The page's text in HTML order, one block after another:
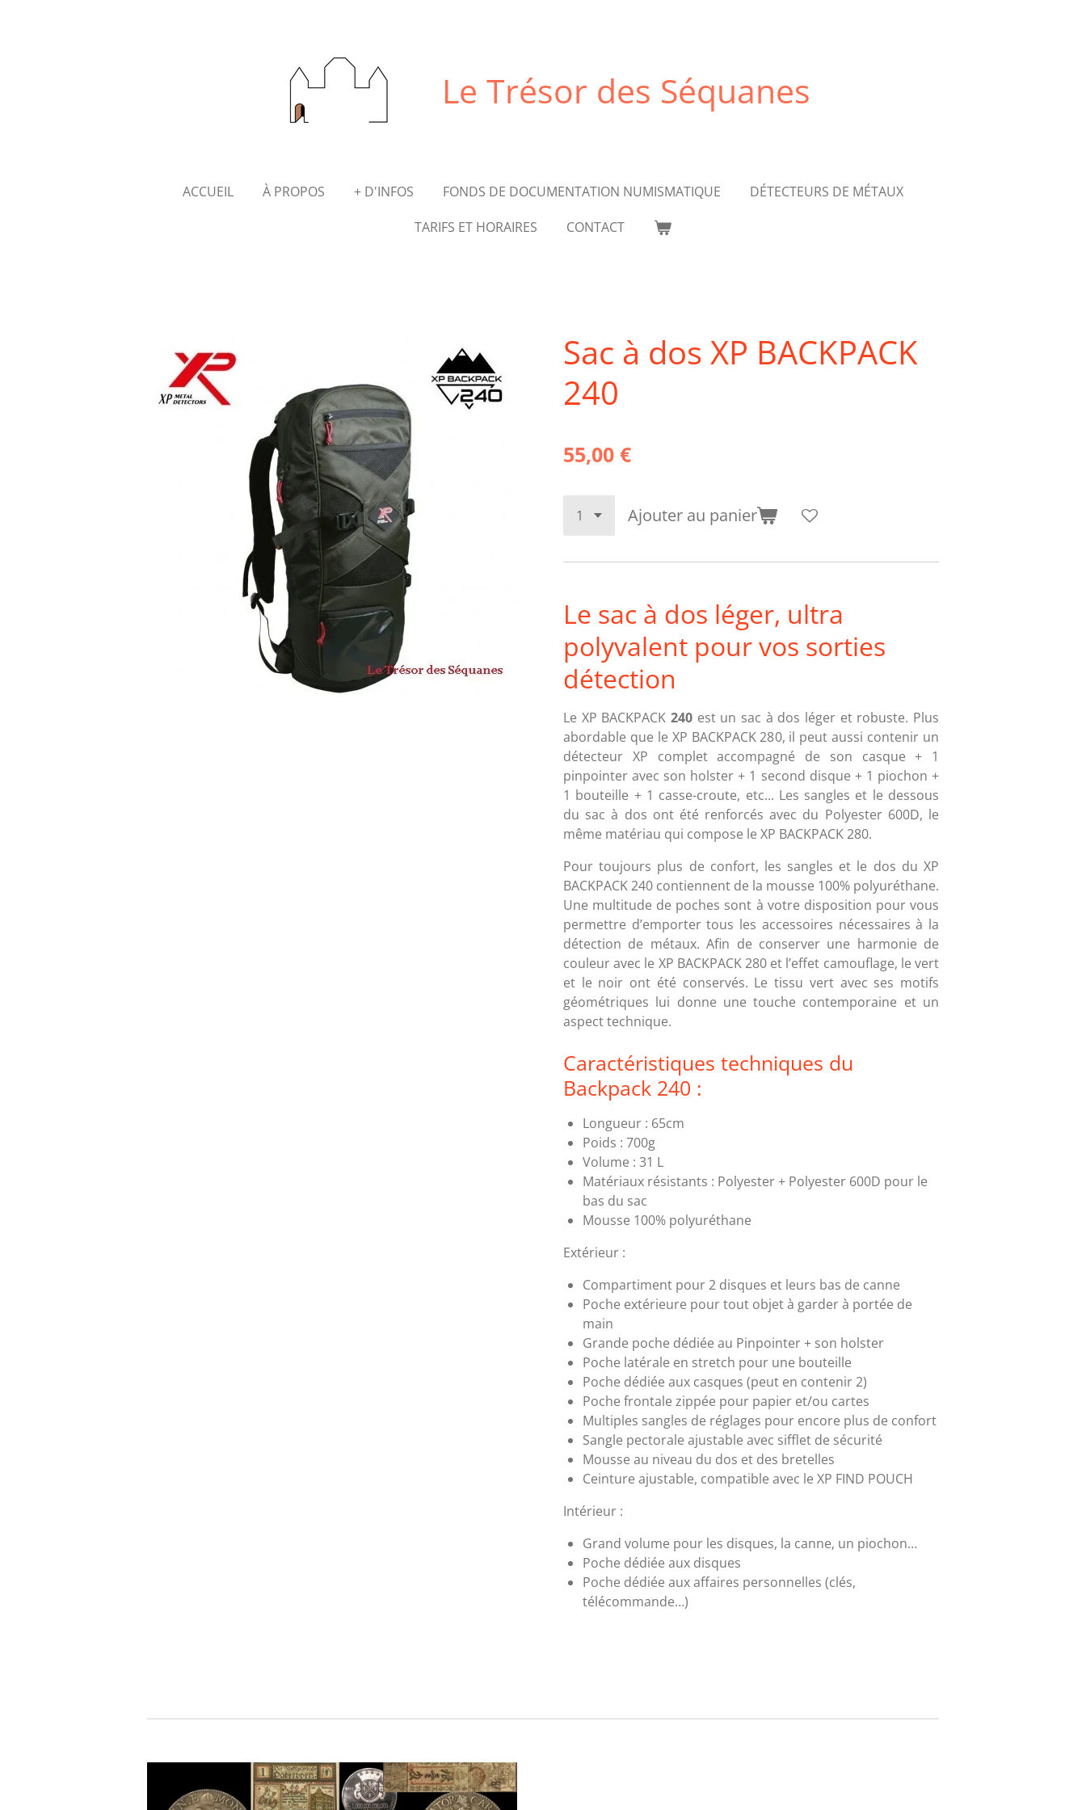
Le Trésor des Séquanes
ACCUEIL À PROPOS + D'INFOS FONDS DE DOCUMENTATION NUMISMATIQUE
DÉTECTEURS DE MÉTAUX
TARIFS ET HORAIRES
CONTACT
Sac à dos XP BACKPACK
240
55,00 €
Ajouter au panier
Le sac à dos léger, ultra
polyvalent pour vos sorties
détection
Le XP BACKPACK 240 est un sac à dos léger et robuste. Plus
abordable que le XP BACKPACK 280, il peut aussi contenir un
détecteur XP complet accompagné de son casque + 1
pinpointer avec son holster + 1 second disque + 1 piochon +
1 bouteille + 1 casse-croute, etc... Les sangles et le dessous
du sac à dos ont été renforcés avec du Polyester 600D, le
même matériau qui compose le XP BACKPACK 280.
Pour toujours plus de confort, les sangles et le dos du XP
BACKPACK 240 contiennent de la mousse 100% polyuréthane.
Une multitude de poches sont à votre disposition pour vous
permettre d’emporter tous les accessoires nécessaires à la
détection de métaux. Afin de conserver une harmonie de
couleur avec le XP BACKPACK 280 et l’effet camouflage, le vert
et le noir ont été conservés. Le tissu vert avec ses motifs
géométriques lui donne une touche contemporaine et un
aspect technique.
Caractéristiques techniques du
Backpack 240 :
Longueur : 65cm
Poids : 700g
Volume : 31 L
Matériaux résistants : Polyester + Polyester 600D pour le
bas du sac
Mousse 100% polyuréthane
Extérieur :
Compartiment pour 2 disques et leurs bas de canne
Poche extérieure pour tout objet à garder à portée de
main
Grande poche dédiée au Pinpointer + son holster
Poche latérale en stretch pour une bouteille
Poche dédiée aux casques (peut en contenir 2)
Poche frontale zippée pour papier et/ou cartes
Multiples sangles de réglages pour encore plus de confort
Sangle pectorale ajustable avec sifflet de sécurité
Mousse au niveau du dos et des bretelles
Ceinture ajustable, compatible avec le XP FIND POUCH
Intérieur :
Grand volume pour les disques, la canne, un piochon…
Poche dédiée aux disques
Poche dédiée aux affaires personnelles (clés,
télécommande…)